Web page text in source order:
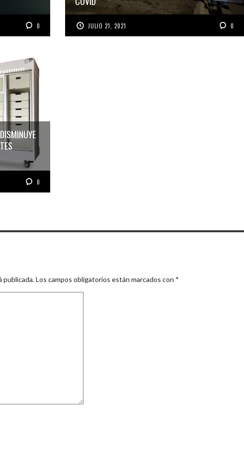
0 JULIO 21, 2021 0
0
publicada.Los campos obligatorios están marcados con *